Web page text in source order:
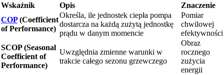
Wskaźnik
Opis
Znaczenie
COP(Coefficient
of Performance)
Określa, ile jednostek ciepła pompa
dostarcza na każdą zużytą jednostkę
prądu w danym momencie
Pomiar
chwilowej
efektywności
SCOP (Seasonal
Coefficient of
Performance)
Uwzględnia zmienne warunki w
trakcie całego sezonu grzewczego
Obraz
rocznego
zużycia
energii